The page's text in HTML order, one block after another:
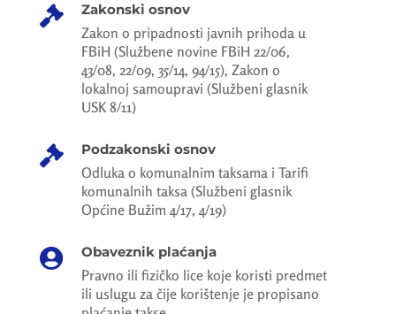
 Zakonski osnov
Zakon o pripadnosti javnih prihoda u
FBiH (Službene novine FBiH 22/06,
43/08, 22/09, 35/14, 94/15), Zakon o
lokalnoj samoupravi (Službeni glasnik
USK 8/11)
 Podzakonski osnov
Odluka o komunalnim taksama i Tarifi
komunalnih taksa (Službeni glasnik
Općine Bužim 4/17, 4/19)
 Obaveznik plaćanja
Pravno ili fizičko lice koje koristi predmet
ili uslugu za čije korištenje je propisano